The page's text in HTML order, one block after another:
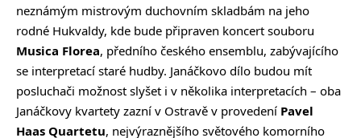
neznámým mistrovým duchovním skladbám na jeho
rodné Hukvaldy, kde bude připraven koncert souboru
Musica Florea, předního českého ensemblu, zabývajícího
se interpretací staré hudby. Janáčkovo dílo budou mít
posluchači možnost slyšet i v několika interpretacích – oba
Janáčkovy kvartety zazní v Ostravě v provedení Pavel
Haas Quartetu, nejvýraznějšího světového komorního